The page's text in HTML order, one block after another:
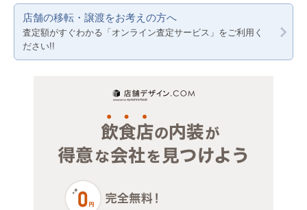
20坪以下
賃料10万円以下
サロン（マッサージ・エステ・ネイルなど）
医療・歯科・クリニック
ジム・教室・スタジオ
その他サービス・その他
神奈川
千葉
店舗の移転・譲渡をお考えの方へ
査定額がすぐわかる「オンライン査定サービス」をご利用く
ださい!!